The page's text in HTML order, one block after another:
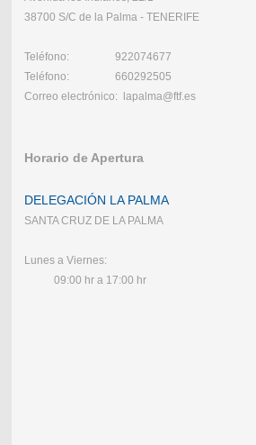
38700 S/C de la Palma - TENERIFE
Teléfono: 922074677
Teléfono: 660292505
Correo electrónico: lapalma@ftf.es
Horario de Apertura
DELEGACIÓN LA PALMA
SANTA CRUZ DE LA PALMA
Lunes a Viernes:
09:00 hr a 17:00 hr